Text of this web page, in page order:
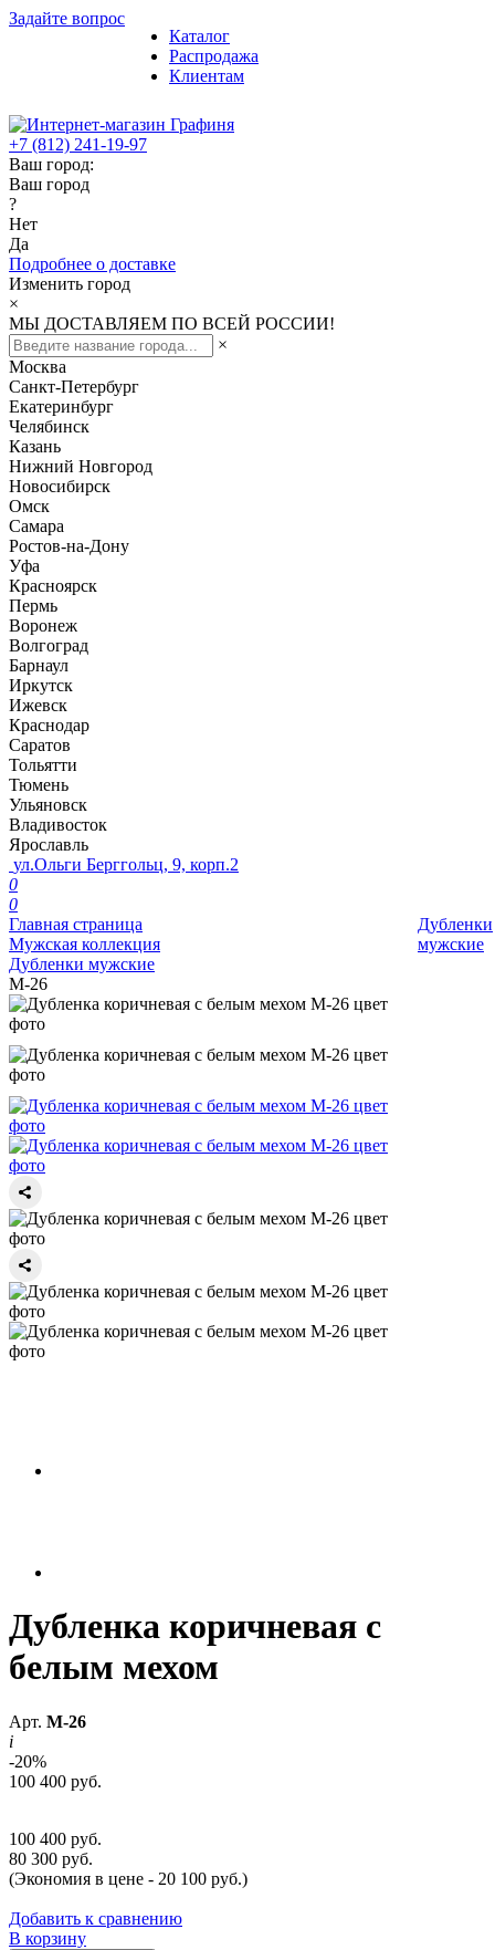
Задайте вопрос
Каталог
Распродажа
Клиентам
+7 (812) 241-19-97
Ваш город:
Ваш город
?
Нет
Да
Подробнее о доставке
Изменить город
×
МЫ ДОСТАВЛЯЕМ ПО ВСЕЙ РОССИИ!
×
Москва
Санкт-Петербург
Екатеринбург
Челябинск
Казань
Нижний Новгород
Новосибирск
Омск
Самара
Ростов-на-Дону
Уфа
Красноярск
Пермь
Воронеж
Волгоград
Барнаул
Иркутск
Ижевск
Краснодар
Саратов
Тольятти
Тюмень
Ульяновск
Владивосток
Ярославль
ул.Ольги Берггольц, 9, корп.2
0
0
Главная страница
Мужская коллекция
Дубленки мужские
М-26
Дубленка коричневая с
белым мехом
Арт. М-26
i
-20%
100 400 руб.
100 400 руб.
80 300 руб.
(Экономия в цене - 20 100 руб.)
Добавить к сравнению
В корзину
Дубленки
мужские